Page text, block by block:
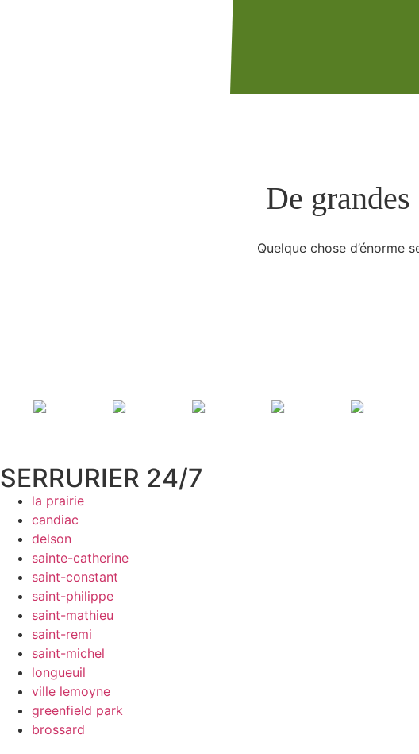
De
Quelque chose d’énorme
SERRURIER 24/7
la prairie
candiac
delson
sainte-catherine
saint-constant
saint-philippe
saint-mathieu
saint-remi
saint-michel
longueuil
ville lemoyne
greenfield park
brossard